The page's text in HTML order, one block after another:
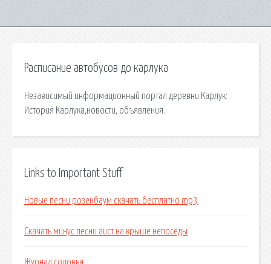
Расписание автобусов до карлука
Независимый информационный портал деревни Карлук:
История Карлука,новости, объявления.
Links to Important Stuff
Новые песни розенбаум скачать бесплатно mp3
Скачать минус песни аист на крыше непоседы